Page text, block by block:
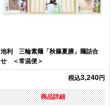
池利 三輪素麺「秋篠夏膳」麺詰合
せ ＜常温便＞
税込3,240円
商品詳細